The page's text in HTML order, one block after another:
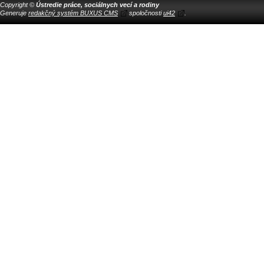
Copyright © Ústredie práce, sociálnych vecí a rodiny
Generuje redakčný systém BUXUS CMS spoločnostiui42